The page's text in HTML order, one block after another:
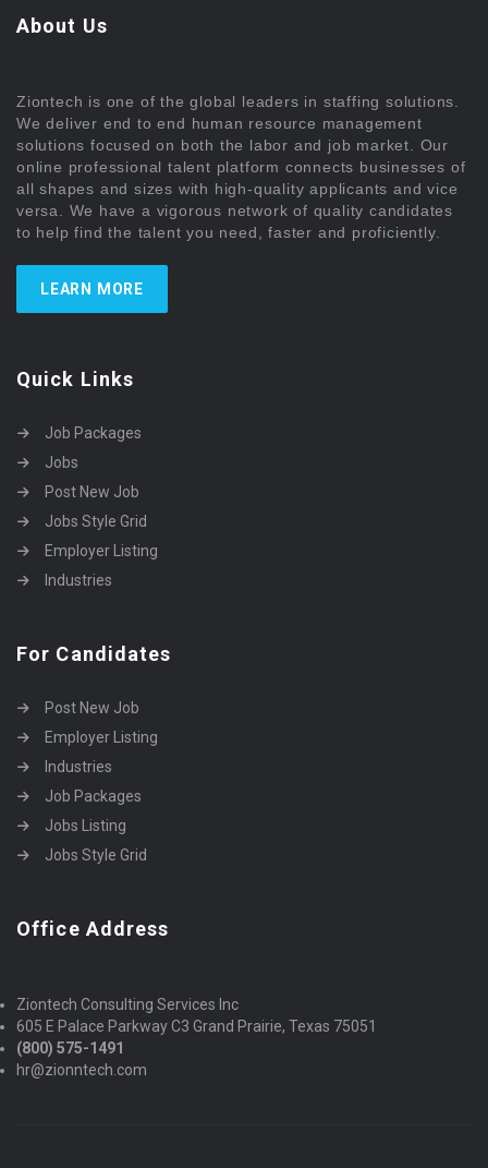
About Us
Ziontech is one of the global leaders in staffing solutions.
We deliver end to end human resource management
solutions focused on both the labor and job market. Our
online professional talent platform connects businesses of
all shapes and sizes with high-quality applicants and vice
versa. We have a vigorous network of quality candidates
to help find the talent you need, faster and proficiently.
LEARN MORE
Quick Links
Job Packages
Jobs
Post New Job
Jobs Style Grid
Employer Listing
Industries
For Candidates
Post New Job
Employer Listing
Industries
Job Packages
Jobs Listing
Jobs Style Grid
Office Address
Ziontech Consulting Services Inc
605 E Palace Parkway C3 Grand Prairie, Texas 75051
(800) 575-1491
hr@zionntech.com